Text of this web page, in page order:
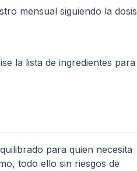
mensual siguiendo la dosis
la lista de ingredientes para
para quien necesita
todo ello sin riesgos de